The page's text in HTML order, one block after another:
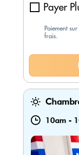
Payer
Paiement
frais.
10am -